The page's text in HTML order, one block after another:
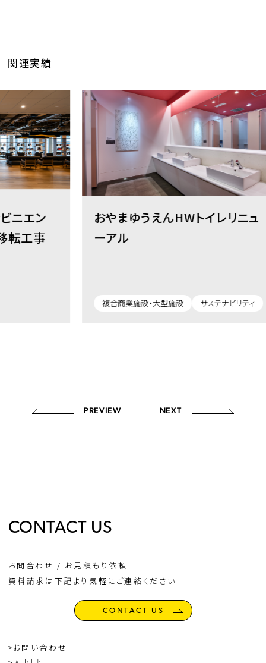
関連実績
ン
事
おやまゆうえんHWトイレリニュ
ーアル
複合商業施設・大型施設 サステナビリティ
PREVIEW NEXT
CONTACT US
お問合わせ / お見積もり依頼
資料請求は下記より気軽にご連絡ください
CONTACT US
お問い合わせ